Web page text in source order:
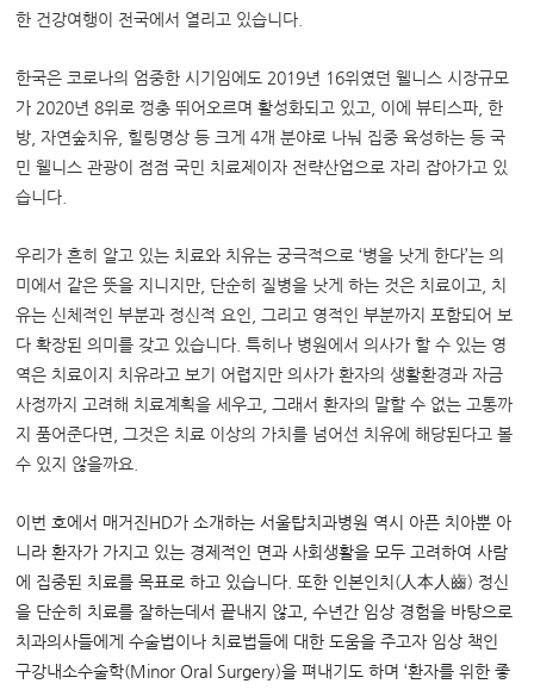
한 건강여행이 전국에서 열리고 있습니다.
한국은 코로나의 엄중한 시기임에도 2019년 16위였던 웰니스 시장규모
가 2020년 8위로 껑충 뛰어오르며 활성화되고 있고, 이에 뷰티스파, 한
방, 자연숲치유, 힐링명상 등 크게 4개 분야로 나눠 집중 육성하는 등 국
민 웰니스 관광이 점점 국민 치료제이자 전략산업으로 자리 잡아가고 있
습니다.
우리가 흔히 알고 있는 치료와 치유는 궁극적으로 ‘병을 낫게 한다’는 의
미에서 같은 뜻을 지니지만, 단순히 질병을 낫게 하는 것은 치료이고, 치
유는 신체적인 부분과 정신적 요인, 그리고 영적인 부분까지 포함되어 보
다 확장된 의미를 갖고 있습니다. 특히나 병원에서 의사가 할 수 있는 영
역은 치료이지 치유라고 보기 어렵지만 의사가 환자의 생활환경과 자금
사정까지 고려해 치료계획을 세우고, 그래서 환자의 말할 수 없는 고통까
지 품어준다면, 그것은 치료 이상의 가치를 넘어선 치유에 해당된다고 볼
수 있지 않을까요.
이번 호에서 매거진HD가 소개하는 서울탑치과병원 역시 아픈 치아뿐 아
니라 환자가 가지고 있는 경제적인 면과 사회생활을 모두 고려하여 사람
에 집중된 치료를 목표로 하고 있습니다. 또한 인본인치(人本人齒) 정신
을 단순히 치료를 잘하는데서 끝내지 않고, 수년간 임상 경험을 바탕으로
치과의사들에게 수술법이나 치료법들에 대한 도움을 주고자 임상 책인
구강내소수술학(Minor Oral Surgery)을 펴내기도 하며 ‘환자를 위한 좋